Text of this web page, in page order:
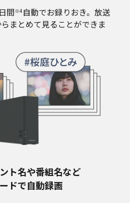
間※4 自動でお録りおき。放送
まとめて見ることができま
ト名や番組名など
ドで自動録画